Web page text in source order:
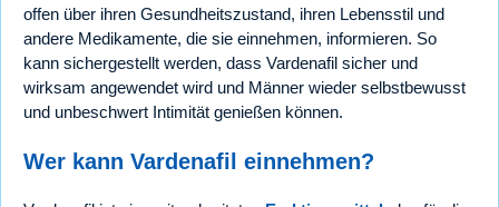
offen über ihren Gesundheitszustand, ihren Lebensstil und
andere Medikamente, die sie einnehmen, informieren. So
kann sichergestellt werden, dass Vardenafil sicher und
wirksam angewendet wird und Männer wieder selbstbewusst
und unbeschwert Intimität genießen können.
Wer kann Vardenafil einnehmen?